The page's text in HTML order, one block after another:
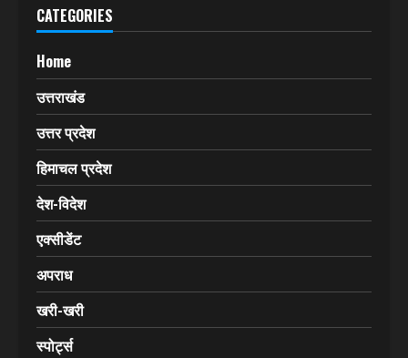
CATEGORIES
Home
उत्तराखंड
उत्तर प्रदेश
हिमाचल प्रदेश
देश-विदेश
एक्सीडेंट
अपराध
खरी-खरी
स्पोर्ट्स